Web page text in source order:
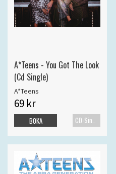
A*Teens - You Got The Look
(Cd Single)
A*Teens
69 kr
BOKA